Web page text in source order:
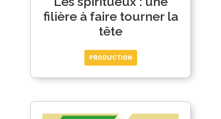
filière à faire tourner la
tête
PRODUCTION